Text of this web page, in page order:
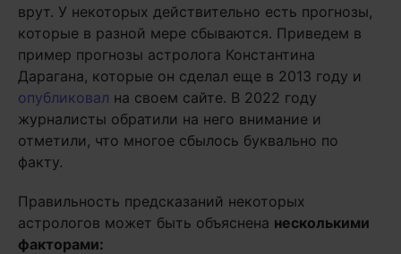
врут. У некоторых действительно есть прогнозы,
которые в разной мере сбываются. Приведем в
пример прогнозы астролога Константина
Дарагана, которые он сделал еще в 2013 году и
опубликовал на своем сайте. В 2022 году
журналисты обратили на него внимание и
отметили, что многое сбылось буквально по
факту.
Правильность предсказаний некоторых
астрологов может быть объяснена несколькими
факторами: